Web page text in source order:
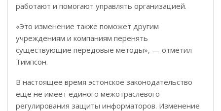
работают и помогают управлять организацией.
«Это изменение также поможет другим
учреждениям и компаниям перенять
существующие передовые методы», — отметил
Тимпсон.
В настоящее время эстонское законодательство
ещё не имеет единого межотраслевого
регулирования защиты информаторов. Изменение